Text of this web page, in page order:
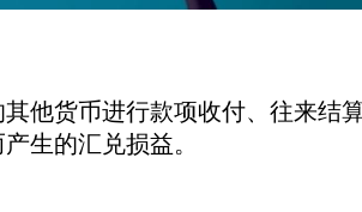
货币进行款项收付、往来结
生的汇兑损益。